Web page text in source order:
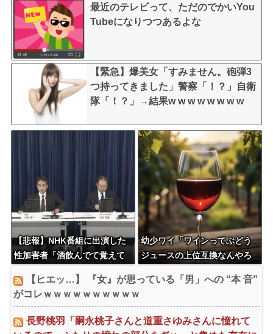
最近のテレビって、ただのでかいYou
Tubeになりつつあるよな
【緊急】爆美女「すみません。砲弾3
つ持ってきました」警察「！？」自衛
隊「！？」→結果w w w w w w w w
【悲報】NHK番組に出演した
性加害者「酒飲んでて覚えて
幼少ワイ「ワインってぶどう
ジュースの上位互換なんやろ
【ヒエッ…】 『女』が思っている「男」への “本 音”
がコレｗｗｗｗｗｗｗｗｗｗ
長野桃羽「嗣永桃子さんと道重さゆみさんに憧れて